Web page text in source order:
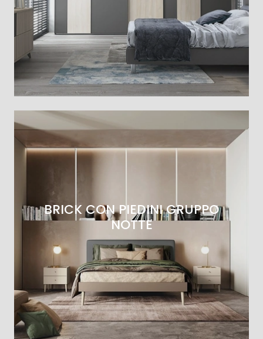
BRICK CON PIEDINI GRUPPO
NOTTE